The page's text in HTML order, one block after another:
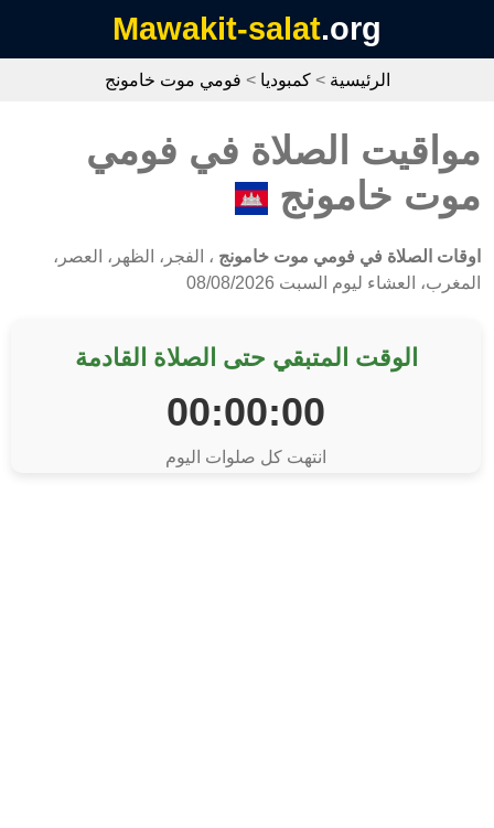
Mawakit-salat.org
الرئيسية > كمبوديا > فومي موت خامونج
مواقيت الصلاة في فومي
موت خامونج
اوقات الصلاة في فومي موت خامونج ، الفجر، الظهر، العصر،
المغرب، العشاء ليوم السبت 08/08/2026
الوقت المتبقي حتى الصلاة القادمة
00:00:00
انتهت كل صلوات اليوم